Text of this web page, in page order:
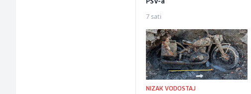
PSV-a
7 sati
NIZAK VODOSTAJ